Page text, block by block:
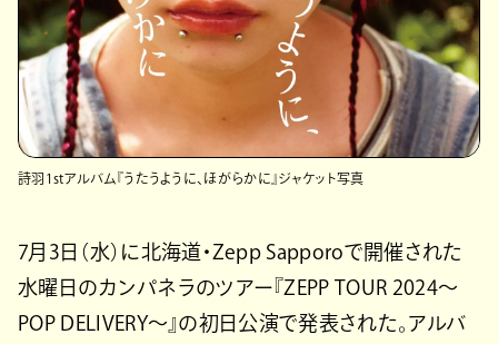
詩羽1stアルバム『うたうように、ほがらかに』ジャケット写真
7月3日（水）に北海道・Zepp Sapporoで開催された
水曜日のカンパネラのツアー『ZEPP TOUR 2024〜
POP DELIVERY〜』の初日公演で発表された。アルバ